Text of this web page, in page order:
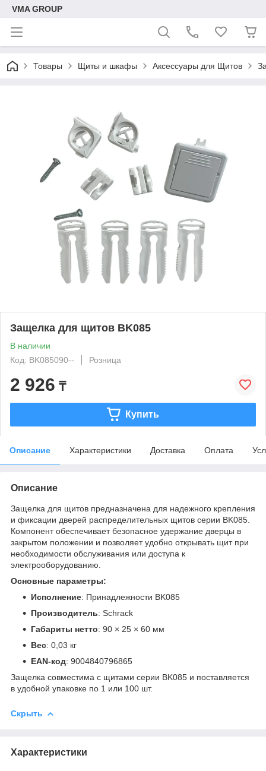
VMA GROUP
Товары Щиты и шкафы Аксессуары для Щитов
Защелка для щитов BK085
В наличии
Код: BK085090--
Розница
2 926 ₸
Купить
Описание Характеристики Доставка Оплата
Описание
Защелка для щитов предназначена для надежного крепления
и фиксации дверей распределительных щитов серии BK085.
Компонент обеспечивает безопасное удержание дверцы в
закрытом положении и позволяет удобно открывать щит при
необходимости обслуживания или доступа к
электрооборудованию.
Основные параметры:
Исполнение: Принадлежности BK085
Производитель: Schrack
Габариты нетто: 90 × 25 × 60 мм
Вес: 0,03 кг
EAN-код: 9004840796865
Защелка совместима с щитами серии BK085 и поставляется
в удобной упаковке по 1 или 100 шт.
Скрыть
Характеристики